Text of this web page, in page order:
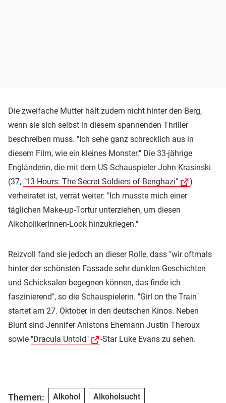
Die zweifache Mutter hält zudem nicht hinter den Berg,
wenn sie sich selbst in diesem spannenden Thriller
beschreiben muss. "Ich sehe ganz schrecklich aus in
diesem Film, wie ein kleines Monster." Die 33-jährige
Engländerin, die mit dem US-Schauspieler John Krasinski
(37, "13 Hours: The Secret Soldiers of Benghazi"
)
verheiratet ist, verrät weiter: "Ich musste mich einer
täglichen Make-up-Tortur unterziehen, um diesen
Alkoholikerinnen-Look hinzukriegen."
Reizvoll fand sie jedoch an dieser Rolle, dass "wir oftmals
hinter der schönsten Fassade sehr dunklen Geschichten
und Schicksalen begegnen können, das finde ich
faszinierend", so die Schauspielerin. "Girl on the Train"
startet am 27. Oktober in den deutschen Kinos. Neben
Blunt sind Jennifer Anistons Ehemann Justin Theroux
sowie "Dracula Untold" -Star Luke Evans zu sehen.
Themen: Alkohol Alkoholsucht